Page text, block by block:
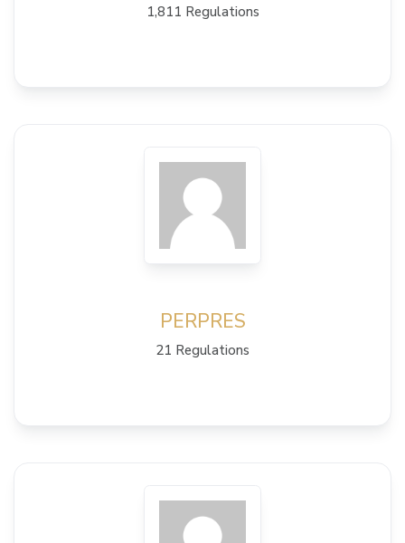
1,811 Regulations
View Details
PERPRES
21 Regulations
View Details